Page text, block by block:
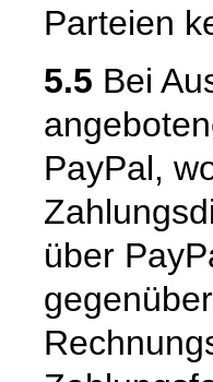
Parteien
5.5 Bei
PayPal,
über